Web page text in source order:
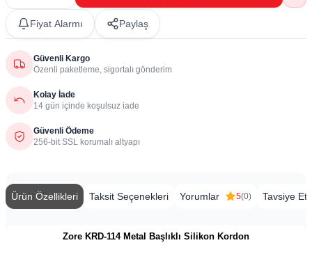
Fiyat Alarmı Paylaş
Güvenli Kargo
Özenli paketleme, sigortalı gönderim
Kolay İade
14 gün içinde koşulsuz iade
Güvenli Ödeme
256-bit SSL korumalı altyapı
Ürün Özellikleri Taksit Seçenekleri Yorumlar 5(0) Tavsiye Et
Zore KRD-114 Metal Başlıklı Silikon Kordon